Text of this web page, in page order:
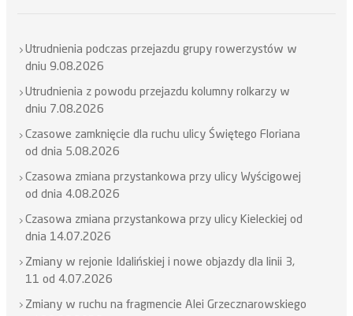
Utrudnienia podczas przejazdu grupy rowerzystów w
dniu 9.08.2026
Utrudnienia z powodu przejazdu kolumny rolkarzy w
dniu 7.08.2026
Czasowe zamknięcie dla ruchu ulicy Świętego Floriana
od dnia 5.08.2026
Czasowa zmiana przystankowa przy ulicy Wyścigowej
od dnia 4.08.2026
Czasowa zmiana przystankowa przy ulicy Kieleckiej od
dnia 14.07.2026
Zmiany w rejonie Idalińskiej i nowe objazdy dla linii 3,
11 od 4.07.2026
Zmiany w ruchu na fragmencie Alei Grzecznarowskiego